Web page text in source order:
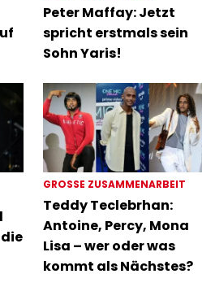
Peter Maffay: Jetzt
spricht erstmals sein
Sohn Yaris!
GROSSE ZUSAMMENARBEIT
Teddy Teclebrhan:
Antoine, Percy, Mona
Lisa – wer oder was
kommt als Nächstes?